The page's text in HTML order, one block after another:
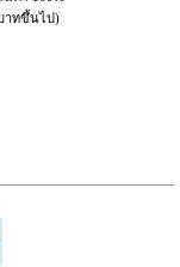
าทขึ้นไป)